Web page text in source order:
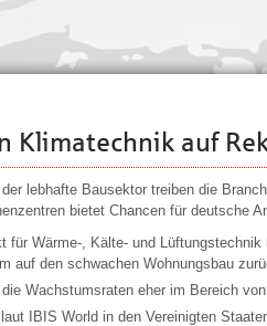
Klimatechnik auf
lebhafte Bausektor treiben die
bietet Chancen für deutsche
für Wärme-, Kälte- und
auf den schwachen Wohnungsbau
Wachstumsraten eher im Bereich
IBIS World in den Vereinigten